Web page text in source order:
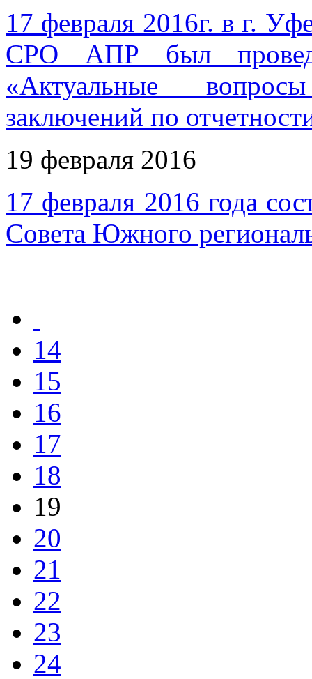
17 февраля 2016г. в г.
СРО АПР был
«Актуальные
заключений по
19 февраля 2016
17 февраля 2016 года
Совета Южного
14
15
16
17
18
19
20
21
22
23
24